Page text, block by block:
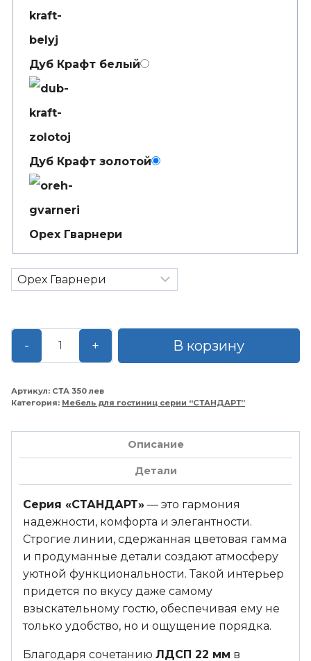
Дуб Крафт белый
Дуб Крафт золотой
Орех Гварнери
-
открытый
с
крючками
+ В корзину
Артикул: СТА 350 лев
Категория: Мебель для гостиниц серии “СТАНДАРТ”
Описание
Детали
Серия «СТАНДАРТ» — это гармония
надежности, комфорта и элегантности.
Строгие линии, сдержанная цветовая гамма
и продуманные детали создают атмосферу
уютной функциональности. Такой интерьер
придется по вкусу даже самому
взыскательному гостю, обеспечивая ему не
только удобство, но и ощущение порядка.
Благодаря сочетанию ЛДСП 22 мм в